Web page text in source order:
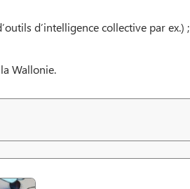
d’intelligence collective par ex.) ;
Wallonie.